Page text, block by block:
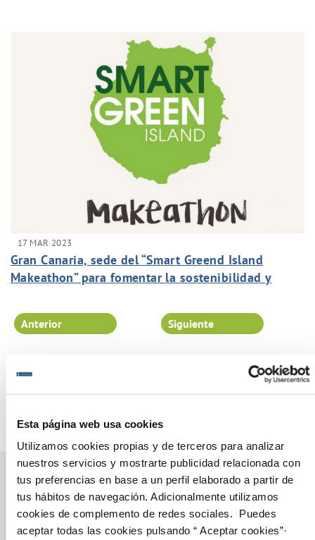
Esta página web usa cookies
Utilizamos cookies propias y de terceros para analizar
nuestros servicios y mostrarte publicidad relacionada con
tus preferencias en base a un perfil elaborado a partir de
tus hábitos de navegación. Adicionalmente utilizamos
cookies de complemento de redes sociales. Puedes
aceptar todas las cookies pulsando “ Aceptar cookies”·
17 MAR 2023
Gran Canaria, sede del “Smart Greend Island
Makeathon” para fomentar la sostenibilidad y
Página 13 de 102
Anterior Siguiente
Gestiones Online